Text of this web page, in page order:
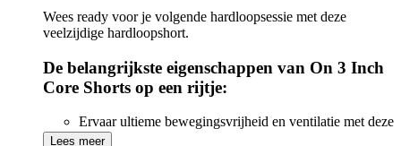
Wees ready voor je volgende hardloopsessie met deze
veelzijdige hardloopshort.
De belangrijkste eigenschappen van On 3 Inch
Core Shorts op een rijtje:
Ervaar ultieme bewegingsvrijheid en ventilatie met deze
hardloopshort
Lees meer